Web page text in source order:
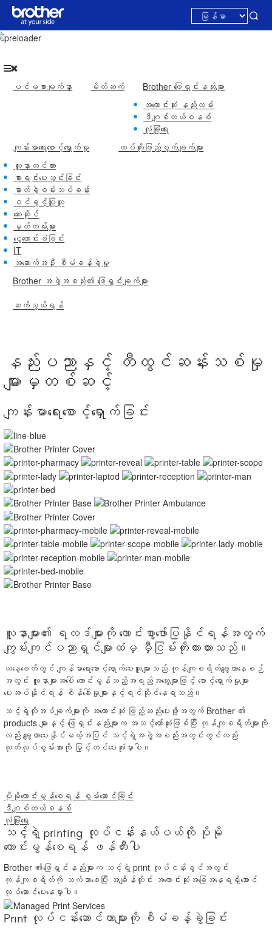
ပင်မစာမျက်နှာ မိတ်ဆက်
Brother ​ဖြေရှင်းနည်းများ
အကောင်းဆုံး နည်းလမ်း
ဒီဂျစ်တယ်စနစ်
လုံခြုံရေး
ကျန်းမာရေးစောင့်ရှောက်မှု
လူနာတင်ကား
စာရင်းပေးသွင်းခြင်း
ဓာတ်ခွဲစမ်းသပ်ခန်း
ဝင်ခွင့်ပြုသူ
ဆေးဆိုင်
မှတ်တမ်းများ
ငွေတောင်းခံခြင်း
IT
အဆောက်အဦး စီမံခန့်ခွဲမှု
ထပ်တိုးဖြည့်စွက်ချက်များ
Brother အဖွဲ့အစည်း၏ ဖြေရှင်းချက်များ
ဆက်သွယ်ရန်
နည်းပညာနှင့် တီထွင်ဆန်းသစ်မှု
များမှတစ်ဆင့်
ကျန်းမာရေးစောင့်ရှောက်ခြင်း
လူနာများ၏ ရလဒ်များကို ကောင်းစွာဖော်ပြနိုင်ရန်အတွက်
ကျွမ်းကျင်ပညာရှင်များထံမှ မှီငြမ်းကိုးကားထားသည်။
ယနေ့ခေတ်တွင် ကျန်မာရေးစောင့်ရှောက်ပေးသူများသည် ကုန်ကျစရိတ်ချွေတာနေစဉ်
အတွင်း လူနာများအပေါ် ကောင်းမွန်သည့်အရည်အသွေးများဖြင့် စောင့်ရှောက်မှုများ
ပေးအပ်နိုင်ရန် စိန်ခေါ်မှုများနှင့်ရင်ဆိုင်နေရသည်။
သင့်ရဲ့လိုအပ်ချက်များကို အကောင်းဆုံး ဖြည့်ဆည်းပေးဖို့အတွက် Brother ၏
products များနှင့် ဖြေရှင်းနည်းများက အသင့်တော်ဆုံးဖြစ်ပြီး ကုန်ကျစရိတ်များကို
လည်း ချွေတာပေးနိုင်မယ့်အပြင် သင့်ရဲ့အဖွဲ့အစည်းအတွင်းတွင်လည်း
ထုတ်လုပ်စွမ်းအားကို မြှင့်တင်ပေးအုံးမှာပါ။
ပိုမိုကောင်းမွန်စေရန် စွမ်းဆောင်ခြင်း
ဒီဂျစ်တယ်စနစ်
လုံခြုံရေး
သင့်ရဲ့ printing လုပ်ငန်းနယ်ပယ်ကို ပိုမို
ကောင်းမွန်စေရန် ဖန်တီးပါ
Brother ၏ဖြေရှင်းနည်းများက သင့်ရဲ့ print လုပ်ငန်းခွင်အတွင်း
ကုန်ကျစရိတ်ကို သက်သာစေပြီး အချိန်တိုင်း အကောင်းဆုံးအခြေအနေရရှိအောင်
လုပ်ဆောင်ပေးနေမှာပါ။
Print လုပ်ငန်းဆောင်တာများကို စီမံခန့်ခွဲခြင်း